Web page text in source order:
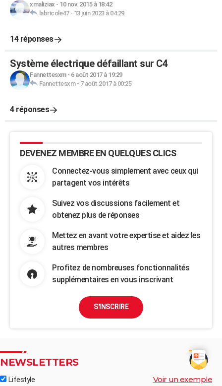
xmaliziax - 10 nov. 2015 à 18:42
labricole47- 13 juin 2023 à 04:29
14 réponses
Système électrique défaillant sur C4
Fannettesxm- 6 août 2017 à 19:29
Fannettesxm- 7 août 2017 à 00:25
4 réponses
DEVENEZ MEMBRE EN QUELQUES CLICS
Connectez-vous simplement avec ceux qui
partagent vos intérêts
Suivez vos discussions facilement et
obtenez plus de réponses
Mettez en avant votre expertise et aidez les
autres membres
Profitez de nombreuses fonctionnalités
supplémentaires en vous inscrivant
S'INSCRIRE
NEWSLETTERS
Lifestyle Voir un exemple